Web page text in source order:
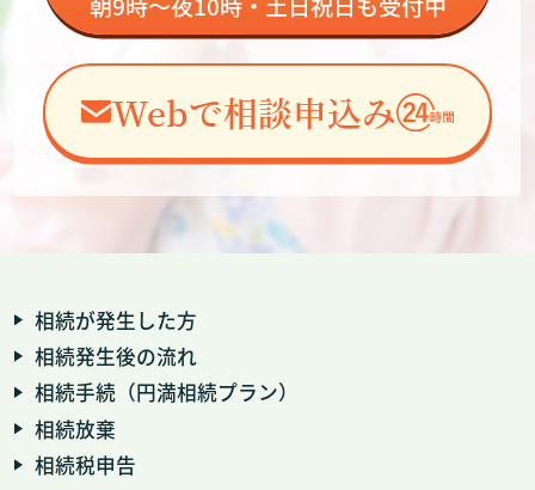
Webで相談申込み
相続が発生した方
相続発生後の流れ
相続手続（円満相続プラン）
相続放棄
相続税申告